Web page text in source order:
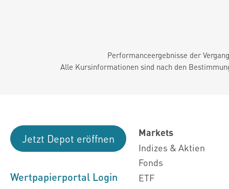
Performanceergebnisse der
Alle Kursinformationen sind nach den
Jetzt Depot eröffnen
Wertpapierportal Login
Markets
Indizes & Aktien
Fonds
ETF